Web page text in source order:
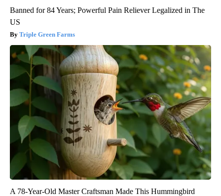
Banned for 84 Years; Powerful Pain Reliever Legalized in The
US
Triple Green Farms
A 78-Year-Old Master Craftsman Made This Hummingbird